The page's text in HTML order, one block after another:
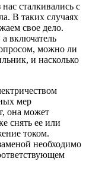
сталкивались с
В таких случаях
свое дело.
а включатель
можно ли
и насколько
мер
она может
снять ее или
током.
необходимо